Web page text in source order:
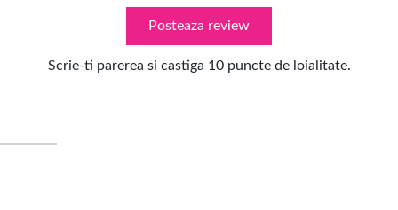
Posteaza review
Scrie-ti parerea si castiga 10 puncte de loialitate.